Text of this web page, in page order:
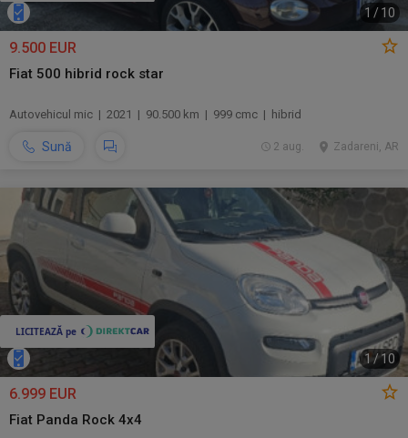
1 / 10
9.500 EUR
Fiat 500 hibrid rock star
Autovehicul mic | 2021 | 90.500 km | 999 cmc | hibrid
Sună Zadareni, AR
2 aug.
1 /10
6.999 EUR
Fiat Panda Rock 4x4